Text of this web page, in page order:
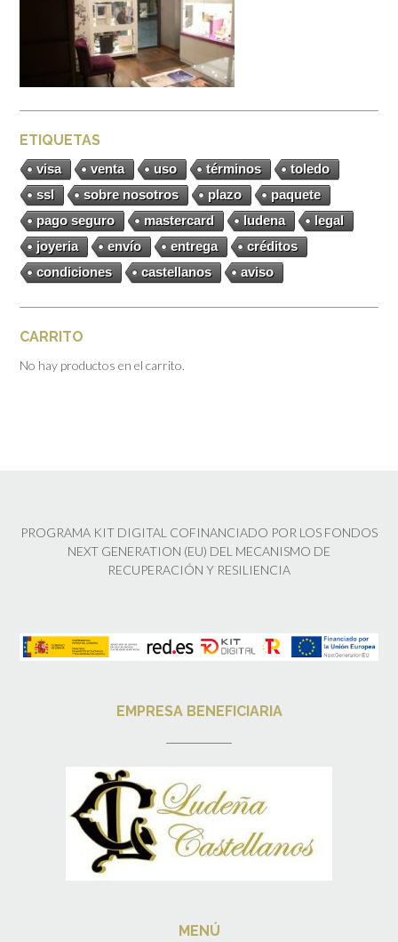
ETIQUETAS
visa venta uso términos
toledo
ssl
sobre nosotros plazo
paquete
pago seguro
mastercard ludena
legal
joyeria
envío entrega
créditos
condiciones
castellanos aviso
CARRITO
No hay productos en el carrito.
PROGRAMA KIT DIGITAL COFINANCIADO POR LOS FONDOS
NEXT GENERATION (EU) DEL MECANISMO DE
RECUPERACIÓN Y RESILIENCIA
EMPRESA BENEFICIARIA
MENÚ